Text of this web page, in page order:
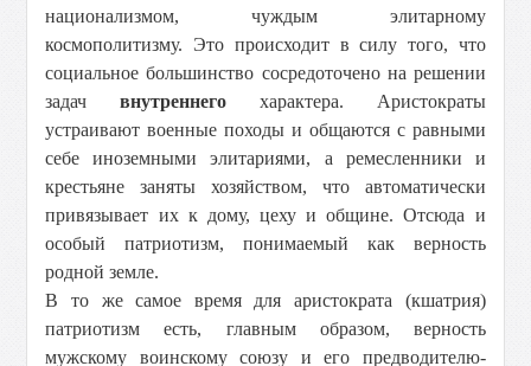
национализмом, чуждым элитарному
космополитизму. Это происходит в силу того, что
социальное большинство сосредоточено на решении
задачвнутреннего характера. Аристократы
устраивают военные походы и общаются с равными
себе иноземными элитариями, а ремесленники и
крестьяне заняты хозяйством, что автоматически
привязывает их к дому, цеху и общине. Отсюда и
особый патриотизм, понимаемый как верность
родной земле.
В то же самое время для аристократа (кшатрия)
патриотизм есть, главным образом, верность
мужскому воинскому союзу и его предводителю-